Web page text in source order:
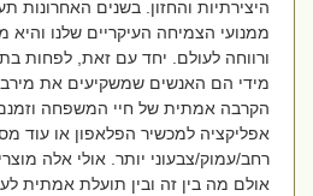
היצירתיות והחזון. בשנים האחרונות
ממנועי הצמיחה העיקריים שלנו והיא
ורווחה לעולם. יחד עם זאת, לפחות
מידי הם האנשים שמשקיעים את מירב
הקרבה אמתית של חיי המשפחה וזמנם
אפליקציה למכשיר הפלאפון או עוד מסך
רחב/עמוק/צבעוני יותר. אולי אלה
אולם מה בין זה ובין תועלת אמתית